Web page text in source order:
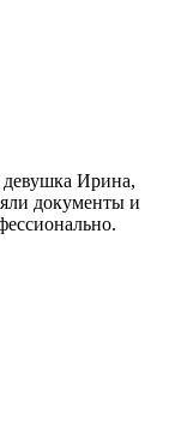
Ирина,
документы и